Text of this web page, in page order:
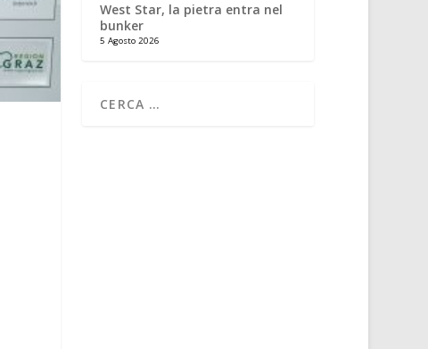
West Star, la pietra entra nel
bunker
5 Agosto 2026